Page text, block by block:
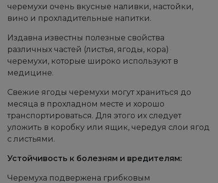
черемухи очень вкусные наливки, настойки,
вино и прохладительные напитки.
Издавна известны полезные свойства
различных частей (листья, ягоды, кора)
черемухи, которые широко используют в
медицине.
Свежие ягоды черемухи могут храниться до
месяца в прохладном месте и хорошо
транспортироваться. Для этого их следует
уложить в коробку или ящик, чередуя слои ягод
с листьями.
Устойчивость к болезням и вредителям:
Черемуха подвержена грибковым